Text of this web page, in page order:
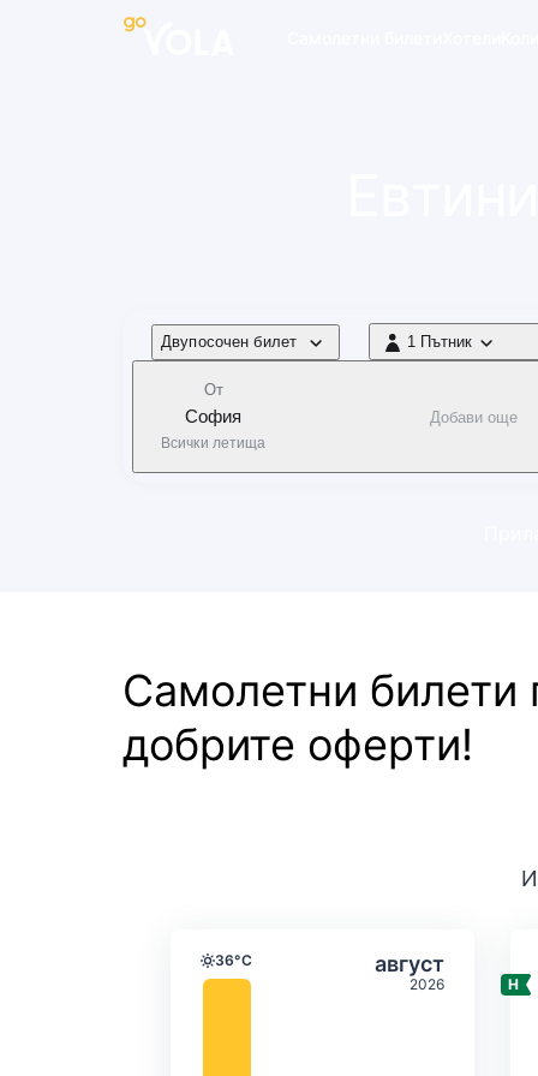
навигацията
Тип полет
Двупосочен билет 1 Пътник
1 Пътник
От
София
Всички летища
Добави още
Самолетни
добрите оферти!
август
2026
Средна месечна
Температура
36°C Избери